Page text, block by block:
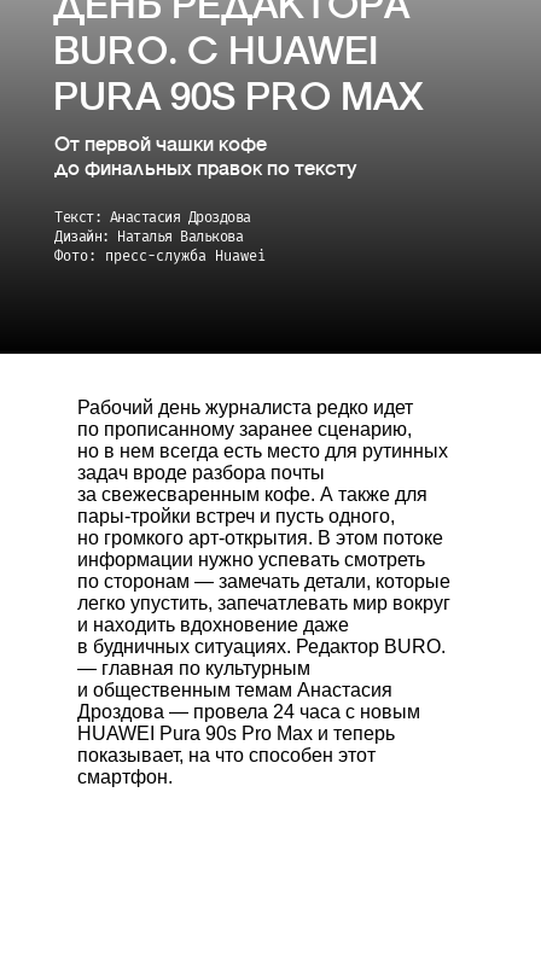
ДЕНЬ РЕДАКТОРА
BURO. С HUAWEI
PURA 90S PRO MAX
От первой чашки кофе
до финальных правок по тексту
Текст: Анастасия Дроздова
Дизайн: Наталья Валькова
Фото: пресс-служба Huawei
Рабочий день журналиста редко идет
по прописанному заранее сценарию,
но в нем всегда есть место для рутинных
задач вроде разбора почты
за свежесваренным кофе. А также для
пары-тройки встреч и пусть одного,
но громкого арт-открытия. В этом потоке
информации нужно успевать смотреть
по сторонам — замечать детали, которые
легко упустить, запечатлевать мир вокруг
и находить вдохновение даже
в будничных ситуациях. Редактор BURO.
— главная по культурным
и общественным темам Анастасия
Дроздова — провела 24 часа с новым
HUAWEI Pura 90s Pro Max и теперь
показывает, на что способен этот
смартфон.